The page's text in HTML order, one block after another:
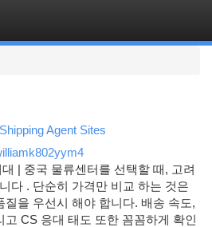
Agent Sites
| 중국 물류센터를 선택할 때, 고려
다 . 단순히 가격만 비교 하는 것은
질을 우선시 해야 합니다. 배송 속도,
CS 응대 태도 또한 꼼꼼하게 확인